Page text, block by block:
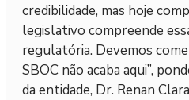
credibilidade, mas hoje
legislativo compreende
regulatória. Devemos
SBOC não acaba aqui”,
da entidade, Dr. Renan